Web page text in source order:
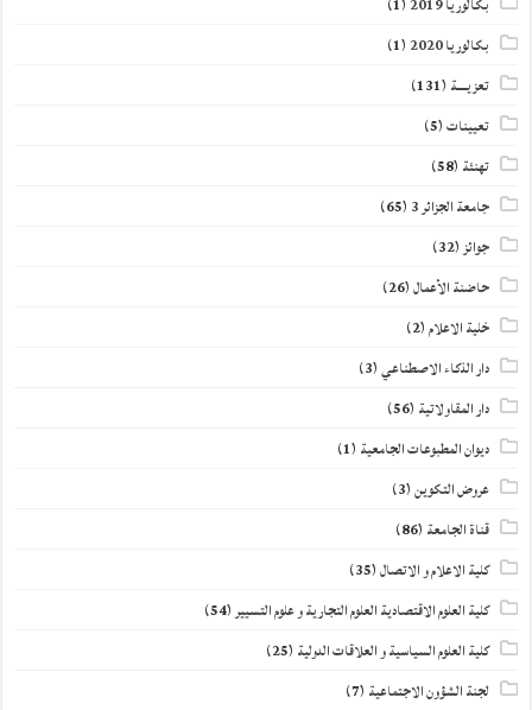
بكالوريا 2019
(1)
بكالوريا 2020
(1)
تعزيــــة (131)
تعيينات(5)
تهنئة (58)
جامعة الجزائر 3 (65)
جوائز(32)
حاضنة الأعمال(26)
خلية الاعلام(2)
دار الذكاء الاصطناعي(3)
دار المقاولاتية (56)
ديوان المطبوعات الجامعية (1)
عروض التكوين(3)
قناة الجامعة (86)
كلية الاعلام و الاتصال(35)
كلية العلوم الاقتصادية العلوم التجارية و علوم التسيير(54)
كلية العلوم السياسية و العلاقات الدولية (25)
لجنة الشؤون الاجتماعية (7)